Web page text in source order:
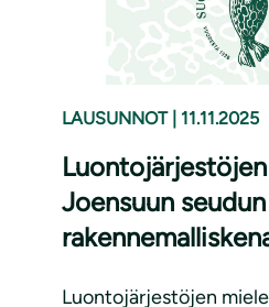
LAUSUNNOT 11.11.2025
Joensuun
Luontojärjestöjen